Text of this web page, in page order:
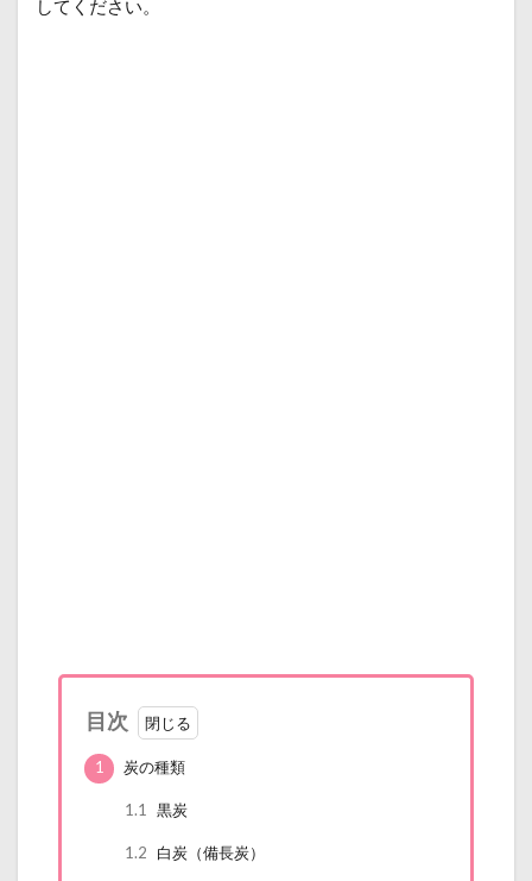
してください。
目次
1 炭の種類
1.1 黒炭
1.2 白炭（備長炭）